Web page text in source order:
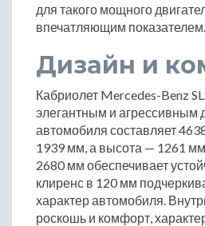
для такого мощного
впечатляющим показателем.
Дизайн и
Кабриолет Mercedes-Benz
элегантным и агрессивным
автомобиля составляет
1939 мм, а высота — 1261
2680 мм обеспечивает
клиренс в 120 мм
характер автомобиля.
роскошь и комфорт,